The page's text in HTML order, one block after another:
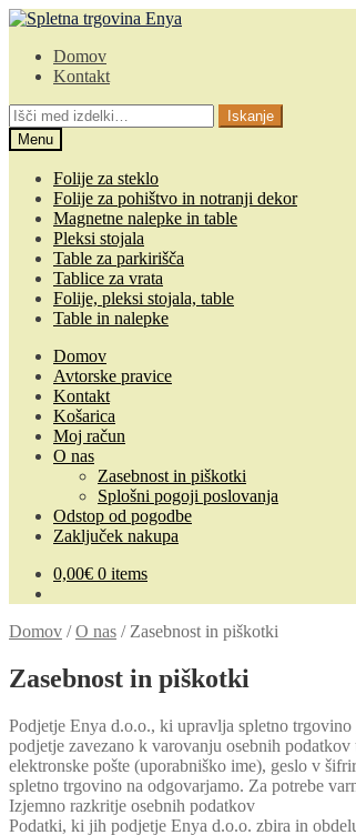
Skip
navigation
Skip
contentDomov
Kontakt
Išči:
Iskanje
Menu
Folije za steklo
Folije za pohištvo in notranji dekor
Magnetne nalepke in table
Pleksi stojala
Table za parkirišča
Tablice za vrata
Folije, pleksi stojala, table
Table in nalepke
Domov
Avtorske pravice
Kontakt
Košarica
Moj račun
O nas
Zasebnost in piškotki
Splošni pogoji poslovanja
Odstop od pogodbe
Zaključek nakupa
0,00€ 0 items
Domov /O nas / Zasebnost in piškotki
Zasebnost in piškotki
Podjetje Enya d.o.o., ki upravlja spletno
podjetje zavezano k varovanju osebnih
elektronske pošte (uporabniško ime), geslo v
spletno trgovino na odgovarjamo. Za potrebe
Izjemno razkritje osebnih podatkov
Podatki, ki jih podjetje Enya d.o.o. zbira in